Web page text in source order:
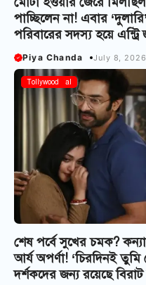
পাচ্ছিলেন না! এবার
পরিবারের সদস্য হয়ে এন্ট্রি
Piya Chanda July 8, 2026
Bangla Serial
Tollywood
শেষ পর্বে সুখের চমক?
আর্য অপর্ণা! ‘চিরদিনই
দর্শকদের জন্য রয়েছে